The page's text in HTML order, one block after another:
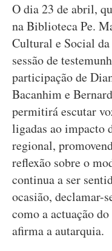
O dia 23 de abril,
na Biblioteca Pe.
Cultural e Social
sessão de
participação de
Bacanhim e
permitirá escutar
ligadas ao impacto
regional,
reflexão sobre o
continua a ser
ocasião, declamar-
como a actuação
afirma a autarquia.